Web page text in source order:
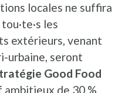
locales ne suffira
les
extérieurs, venant
urbaine, seront
Good Food
de 30 %